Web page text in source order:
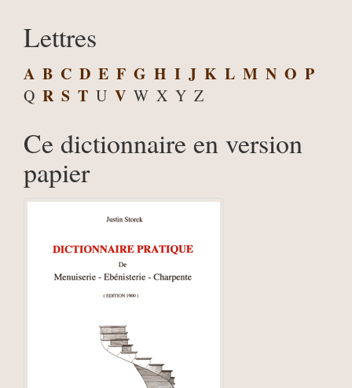
Lettres
A B C D E F G H I J K L M N O P
Q R S T U V W X Y Z
Ce dictionnaire en version
papier